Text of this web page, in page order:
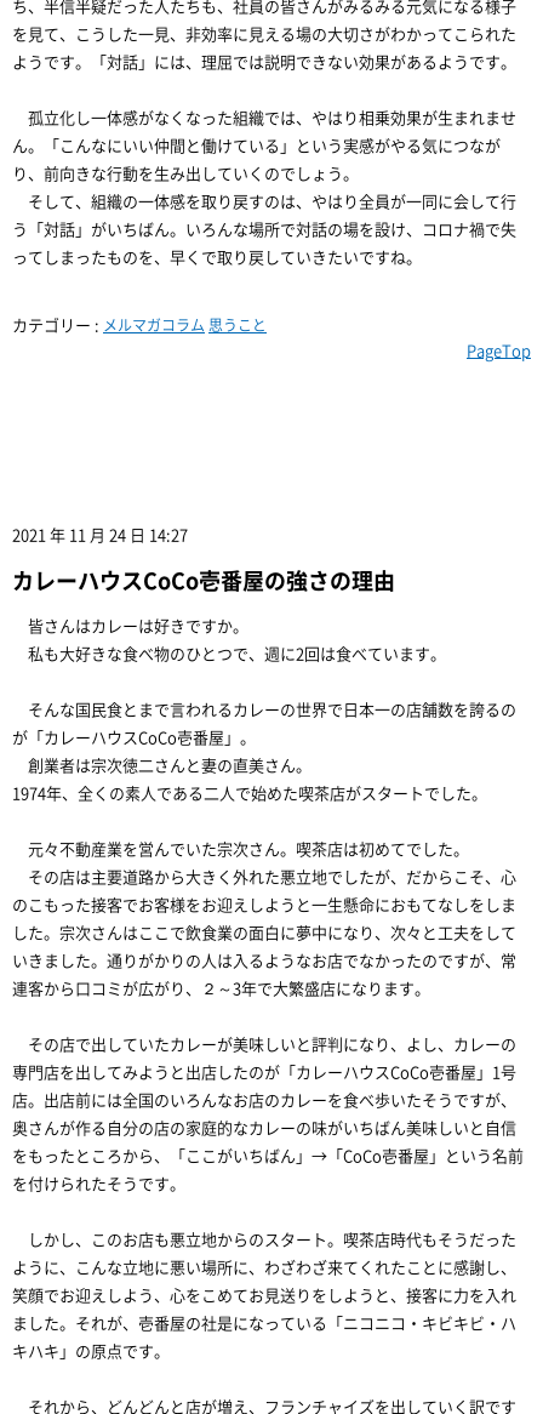
ち、半信半疑だった人たちも、社員の皆さんがみるみる元気になる様子
を見て、こうした一見、非効率に見える場の大切さがわかってこられた
ようです。「対話」には、理屈では説明できない効果があるようです。
孤立化し一体感がなくなった組織では、やはり相乗効果が生まれませ
ん。「こんなにいい仲間と働けている」という実感がやる気につなが
り、前向きな行動を生み出していくのでしょう。
そして、組織の一体感を取り戻すのは、やはり全員が一同に会して行
う「対話」がいちばん。いろんな場所で対話の場を設け、コロナ禍で失
ってしまったものを、早くで取り戻していきたいですね。
カテゴリー : メルマガコラム 思うこと
PageTop
2021 年 11 月 24 日 14:27
カレーハウスCoCo壱番屋の強さの理由
皆さんはカレーは好きですか。
私も大好きな食べ物のひとつで、週に2回は食べています。
そんな国民食とまで言われるカレーの世界で日本一の店舗数を誇るの
が「カレーハウスCoCo壱番屋」。
創業者は宗次徳二さんと妻の直美さん。
1974年、全くの素人である二人で始めた喫茶店がスタートでした。
元々不動産業を営んでいた宗次さん。喫茶店は初めてでした。
その店は主要道路から大きく外れた悪立地でしたが、だからこそ、心
のこもった接客でお客様をお迎えしようと一生懸命におもてなしをしま
した。宗次さんはここで飲食業の面白に夢中になり、次々と工夫をして
いきました。通りがかりの人は入るようなお店でなかったのですが、常
連客から口コミが広がり、２～3年で大繁盛店になります。
その店で出していたカレーが美味しいと評判になり、よし、カレーの
専門店を出してみようと出店したのが「カレーハウスCoCo壱番屋」1号
店。出店前には全国のいろんなお店のカレーを食べ歩いたそうですが、
奥さんが作る自分の店の家庭的なカレーの味がいちばん美味しいと自信
をもったところから、「ここがいちばん」→「CoCo壱番屋」という名前
を付けられたそうです。
しかし、このお店も悪立地からのスタート。喫茶店時代もそうだった
ように、こんな立地に悪い場所に、わざわざ来てくれたことに感謝し、
笑顔でお迎えしよう、心をこめてお見送りをしようと、接客に力を入れ
ました。それが、壱番屋の社是になっている「ニコニコ・キビキビ・ハ
キハキ」の原点です。
それから、どんどんと店が増え、フランチャイズを出していく訳です